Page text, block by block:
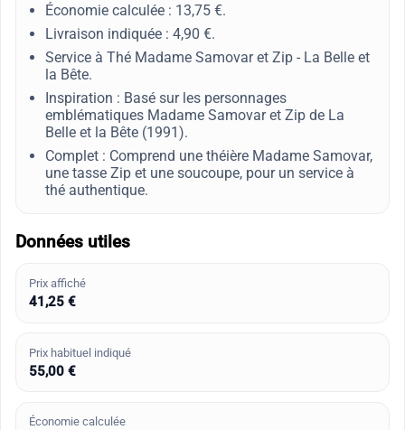
Économie calculée : 13,75 €.
Livraison indiquée : 4,90 €.
Service à Thé Madame Samovar et Zip - La Belle et
la Bête.
Inspiration : Basé sur les personnages
emblématiques Madame Samovar et Zip de La
Belle et la Bête (1991).
Complet : Comprend une théière Madame Samovar,
une tasse Zip et une soucoupe, pour un service à
thé authentique.
Données utiles
Prix affiché
41,25 €
Prix habituel indiqué
55,00 €
Économie calculée